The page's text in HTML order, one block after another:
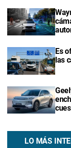
Es
las
LO MÁS